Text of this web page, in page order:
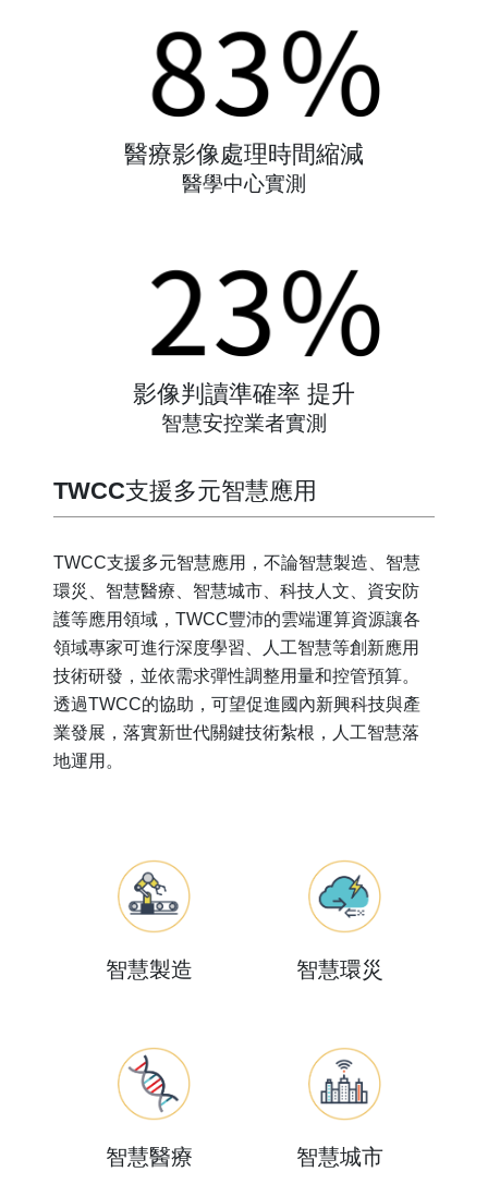
醫療影像處理時間縮減
醫學中⼼實測
影像判讀準確率 提升
智慧安控業者實測
TWCC支援多元智慧應用
TWCC支援多元智慧應用，不論智慧製造、智慧
環災、智慧醫療、智慧城市、科技人文、資安防
護等應用領域，TWCC豐沛的雲端運算資源讓各
領域專家可進行深度學習、人工智慧等創新應用
技術研發，並依需求彈性調整用量和控管預算。
透過TWCC的協助，可望促進國內新興科技與產
業發展，落實新世代關鍵技術紮根，人工智慧落
地運用。
智慧製造 智慧環災
智慧醫療 智慧城市